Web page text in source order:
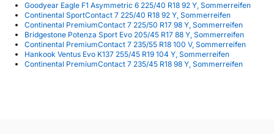
Goodyear Eagle F1 Asymmetric 6 225/40 R18 92 Y, Sommerreifen
Continental SportContact 7 225/40 R18 92 Y, Sommerreifen
Continental PremiumContact 7 225/50 R17 98 Y, Sommerreifen
Bridgestone Potenza Sport Evo 205/45 R17 88 Y, Sommerreifen
Continental PremiumContact 7 235/55 R18 100 V, Sommerreifen
Hankook Ventus Evo K137 255/45 R19 104 Y, Sommerreifen
Continental PremiumContact 7 235/45 R18 98 Y, Sommerreifen